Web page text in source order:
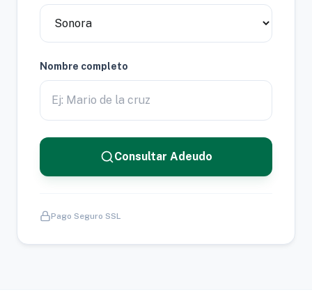
Nombre completo
Consultar Adeudo
Pago Seguro SSL